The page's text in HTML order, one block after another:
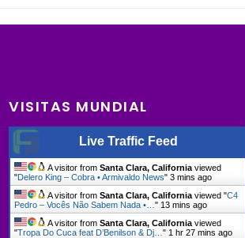
VISITAS MUNDIAL
Live Traffic Feed
A visitor fromSanta Clara, California viewed
"Delero King – Cobra • Armivaldo News"3 mins ago
A visitor fromSanta Clara, California viewed "C4
Pedro – Vocês Não Sabem Nada •…" 13 mins ago
A visitor fromSanta Clara, California viewed
"Tropa Do Cuca feat D’Benilson & Dj…" 1 hr 27 mins ago